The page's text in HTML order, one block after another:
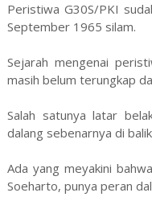
Peristiwa G30S/PKI
September 1965 silam.
Sejarah mengenai
masih belum terungkap
Salah satunya latar
dalang sebenarnya di
Ada yang meyakini
Soeharto, punya peran